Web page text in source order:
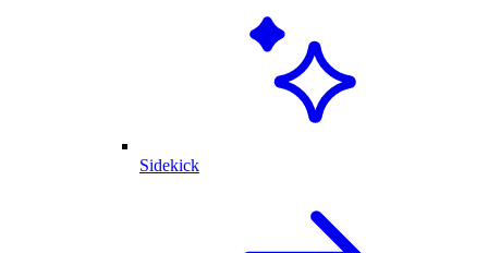
Sidekick